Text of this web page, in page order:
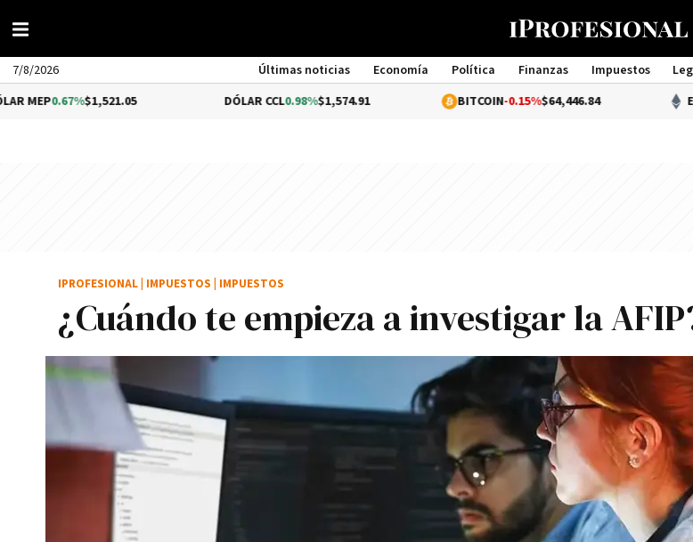
7/8/2026 Últimas noticias Economía Política Finanzas Impuestos
Management
$1,521.05 0.98%$1,574.91 -0.15%$64,446.84 ETHEREUM
¿Cuándo te empieza a investigar la
IPROFESIONAL IMPUESTOS IMPUESTOS